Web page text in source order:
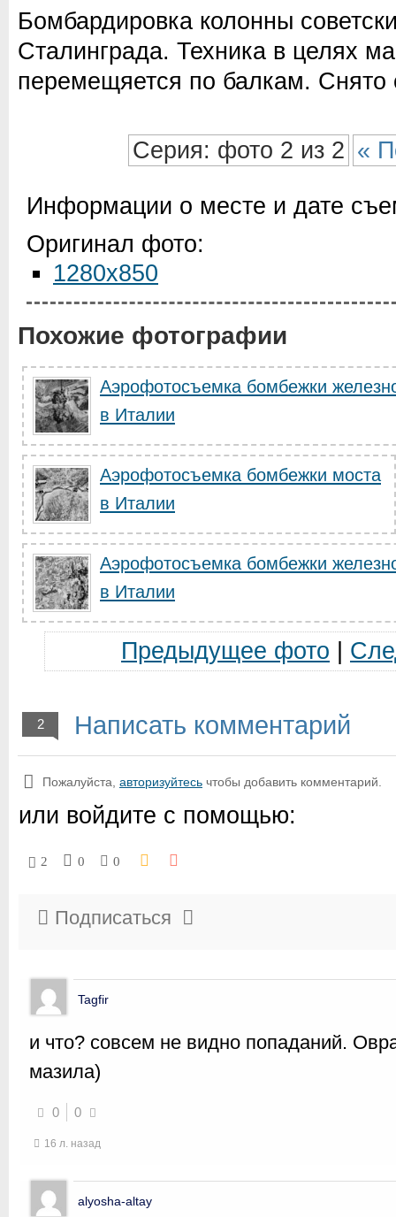
Бомбардировка колонны
Сталинграда. Техника в целях
перемещяется по балкам. Снято
Серия: фото 2 из 2 «
Информации о месте и дате
Оригинал фото:
1280x850
Похожие фотографии
Аэрофотосъемка бомбежки
в Италии
Аэрофотосъемка бомбежки моста
в Италии
Аэрофотосъемка бомбежки
в Италии
Предыдущее фото
2 Написать комментарий
Пожалуйста, авторизуйтесь чтобы добавить комментарий.
или войдите с помощью:
2 0 0
Подписаться
Tagfir
и что? совсем не видно попаданий.
мазила)
0 0
16 л. назад
alyosha-altay